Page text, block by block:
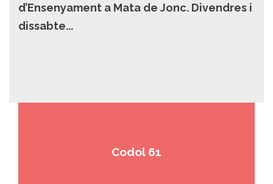
d’Ensenyament a Mata de Jonc. Divendres i
dissabte...
Codol 61